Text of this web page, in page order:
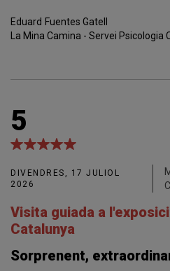
Eduard Fuentes Gatell
La Mina Camina - Servei Psicologia
5
DIVENDRES, 17 JULIOL
2026
Visita guiada a
Catalunya
Sorprenent,